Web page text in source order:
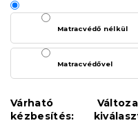
Matracvédő nélkül
Matracvédővel
Várható
kézbesítés: